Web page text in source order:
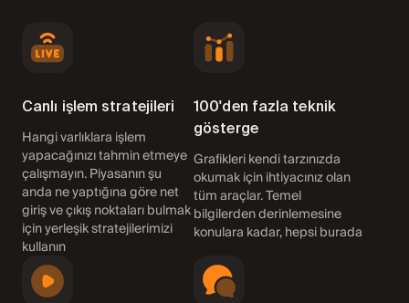
Canlı işlem stratejileri
Hangi varlıklara işlem
yapacağınızı tahmin etmeye
çalışmayın. Piyasanın şu
anda ne yaptığına göre net
giriş ve çıkış noktaları bulmak
için yerleşik stratejilerimizi
kullanın
100'den fazla teknik
gösterge
Grafikleri kendi tarzınızda
okumak için ihtiyacınız olan
tüm araçlar. Temel
bilgilerden derinlemesine
konulara kadar, hepsi burada